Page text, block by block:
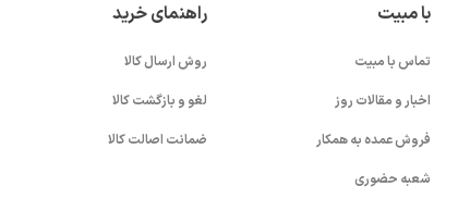
با مبیت
تماس با مبیت
اخبار و مقالات روز
فروش عمده به همکار
شعبه حضوری
راهنمای خرید
روش ارسال کالا
لغو و بازگشت کالا
ضمانت اصالت کالا